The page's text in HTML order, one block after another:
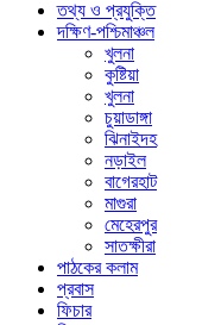
তথ্য ও প্রযুক্তি
দক্ষিণ-পশ্চিমাঞ্চল
খুলনা
কুষ্টিয়া
খুলনা
চুয়াডাঙ্গা
ঝিনাইদহ
নড়াইল
বাগেরহাট
মাগুরা
মেহেরপুর
সাতক্ষীরা
পাঠকের কলাম
প্রবাস
ফিচার